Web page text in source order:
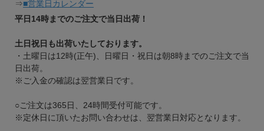
⇒■営業日カレンダー
平日14時までのご注文で当日出荷！
土日祝日も出荷いたしております。
・土曜日は12時(正午)、日曜日・祝日は朝8時までのご注文で当
日出荷。
※ご入金の確認は翌営業日です。
○ご注文は365日、24時間受付可能です。
※定休日に頂いたお問い合わせは、翌営業日対応となります。